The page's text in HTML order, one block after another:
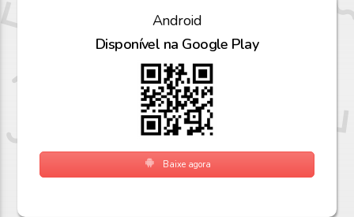
Android
Disponível na Google Play
Baixe agora